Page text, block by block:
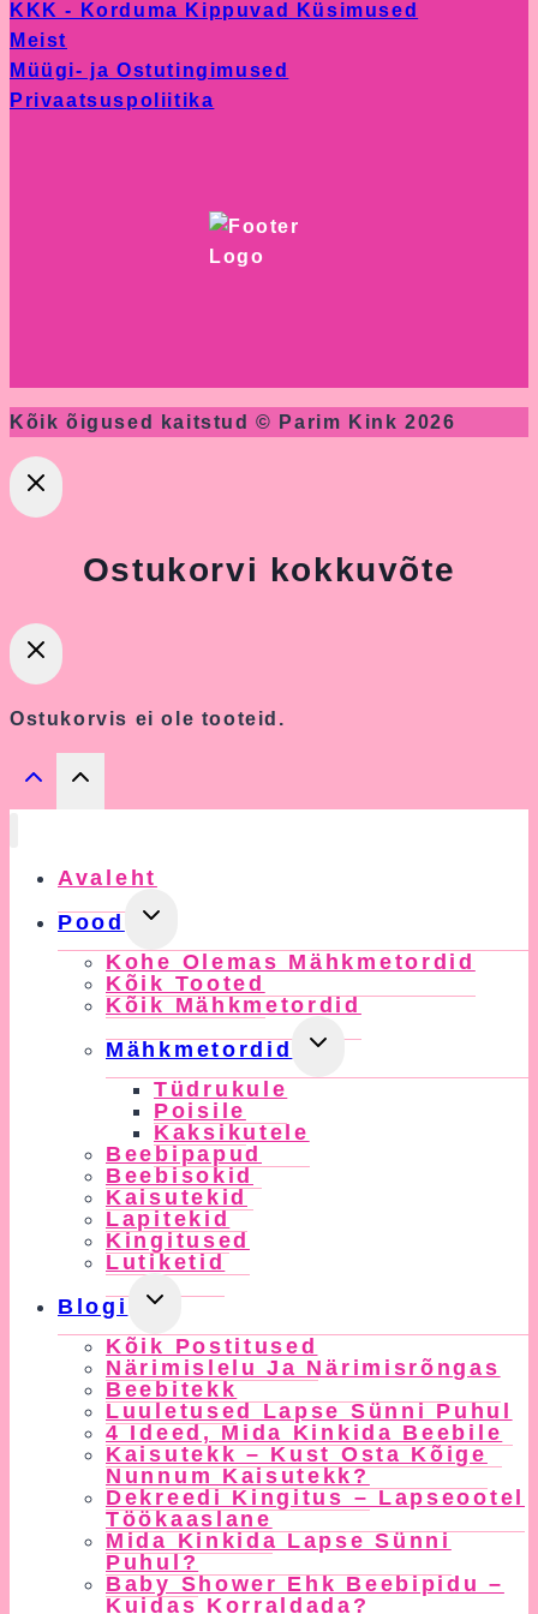
product
KKK - Korduma Kippuvad Küsimused
Meist
Müügi- ja Ostutingimused
Privaatsuspoliitika
Kõik õigused kaitstud © Parim Kink 2026
Ostukorvi kokkuvõte
Ostukorvis ei ole tooteid.
Avaleht
Pood
Toggle
Child
Menu
Kohe Olemas Mähkmetordid
Kõik Tooted
Kõik Mähkmetordid
Mähkmetordid
Toggle
Child
Tüdrukule
Poisile
Kaksikutele
Beebipapud
Beebisokid
Kaisutekid
Lapitekid
Kingitused
Lutiketid
Blogi
Toggle
Child
Menu
Kõik Postitused
Närimislelu Ja Närimisrõngas
Beebitekk
Luuletused Lapse Sünni Puhul
4 Ideed, Mida Kinkida Beebile
Kaisutekk – Kust Osta Kõige
Nunnum Kaisutekk?
Dekreedi Kingitus – Lapseootel
Töökaaslane
Mida Kinkida Lapse Sünni
Puhul?
Baby Shower Ehk Beebipidu –
Kuidas Korraldada?